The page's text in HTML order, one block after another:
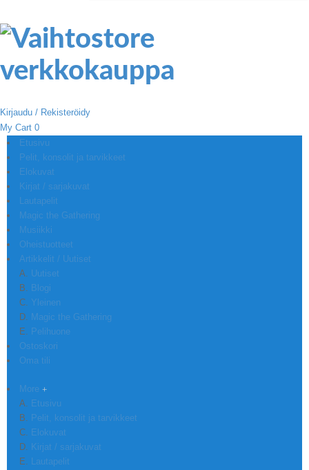
Kirjaudu / Rekisteröidy
My Cart 0
Etusivu
Pelit, konsolit ja tarvikkeet
Elokuvat
Kirjat / sarjakuvat
Lautapelit
Magic the Gathering
Musiikki
Oheistuotteet
Artikkelit / Uutiset
Uutiset
Blogi
Yleinen
Magic the Gathering
Pelihuone
Ostoskori
Oma tili
More
Etusivu
Pelit, konsolit ja tarvikkeet
Elokuvat
Kirjat / sarjakuvat
Lautapelit